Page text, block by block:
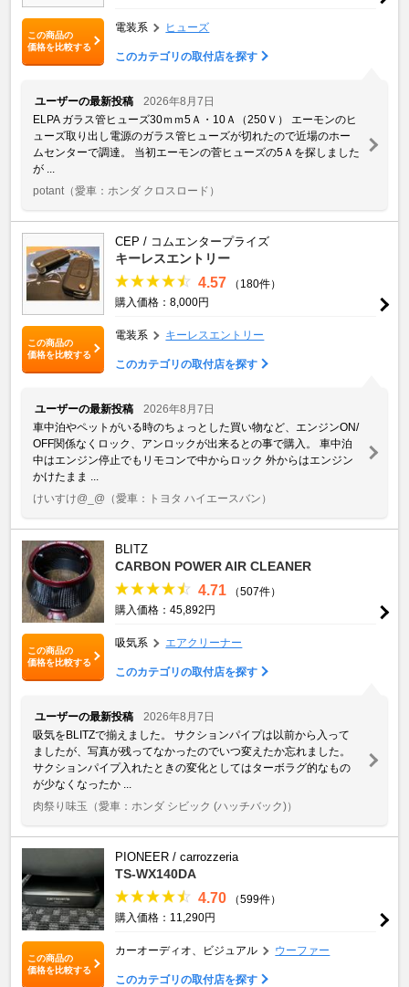
この商品の
価格を比較する
電装系 ヒューズ
このカテゴリの取付店を探す
ユーザーの最新投稿
2026年8月7日
ELPA ガラス管ヒューズ30ｍｍ5Ａ・10Ａ（250Ｖ） エーモンのヒ
ューズ取り出し電源のガラス管ヒューズが切れたので近場のホー
ムセンターで調達。 当初エーモンの菅ヒューズの5Ａを探しました
が ...
potant （愛車：ホンダ クロスロード）
この商品の
価格を比較する
CEP / コムエンタープライズ
キーレスエントリー
4.57
（180件）
購入価格：8,000円
電装系 キーレスエントリー
このカテゴリの取付店を探す
ユーザーの最新投稿
2026年8月7日
車中泊やペットがいる時のちょっとした買い物など、エンジンON/
OFF関係なくロック、アンロックが出来るとの事で購入。 車中泊
中はエンジン停止でもリモコンで中からロック 外からはエンジン
かけたまま ...
けいすけ@_@ （愛車：トヨタ ハイエースバン）
この商品の
価格を比較する
BLITZ
CARBON POWER AIR CLEANER
4.71
（507件）
購入価格：45,892円
吸気系 エアクリーナー
このカテゴリの取付店を探す
ユーザーの最新投稿
2026年8月7日
吸気をBLITZで揃えました。 サクションパイプは以前から入って
ましたが、写真が残ってなかったのでいつ変えたか忘れました。
サクションパイプ入れたときの変化としてはターボラグ的なもの
が少なくなったか ...
肉祭り味玉 （愛車：ホンダ シビック (ハッチバック)）
この商品の
価格を比較する
PIONEER / carrozzeria
TS-WX140DA
4.70
（599件）
購入価格：11,290円
カーオーディオ、ビジュアル ウーファー
このカテゴリの取付店を探す